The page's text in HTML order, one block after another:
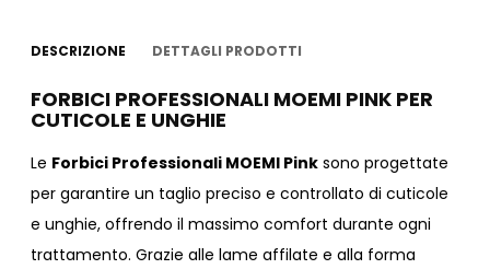
DESCRIZIONE DETTAGLI PRODOTTI
FORBICI PROFESSIONALI MOEMI PINK PER
CUTICOLE E UNGHIE
Le Forbici Professionali MOEMI Pink sono progettate
per garantire un taglio preciso e controllato di cuticole
e unghie, offrendo il massimo comfort durante ogni
trattamento. Grazie alle lame affilate e alla forma